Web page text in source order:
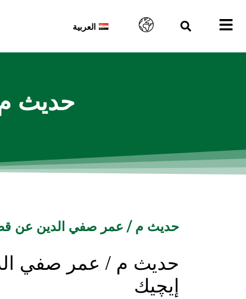
العربية
حديث
حديث م / عمر صفي الدين عن
حديث م / عمر صفي
إيچيك